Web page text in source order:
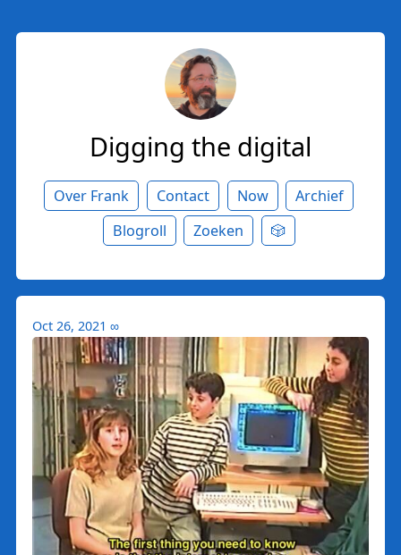
Digging the digital
Over Frank Contact Now
Archief
Blogroll
Zoeken 🎲
Oct 26, 2021 ∞